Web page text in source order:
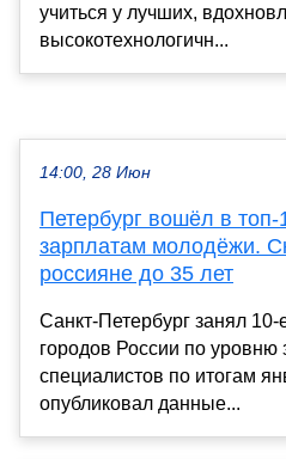
учиться у лучших,
высокотехнологичн...
14:00, 28 Июн
Петербург вошёл в топ-
зарплатам молодёжи.
россияне до 35 лет
Санкт-Петербург занял 10-
городов России по уровню
специалистов по итогам
опубликовал данные...